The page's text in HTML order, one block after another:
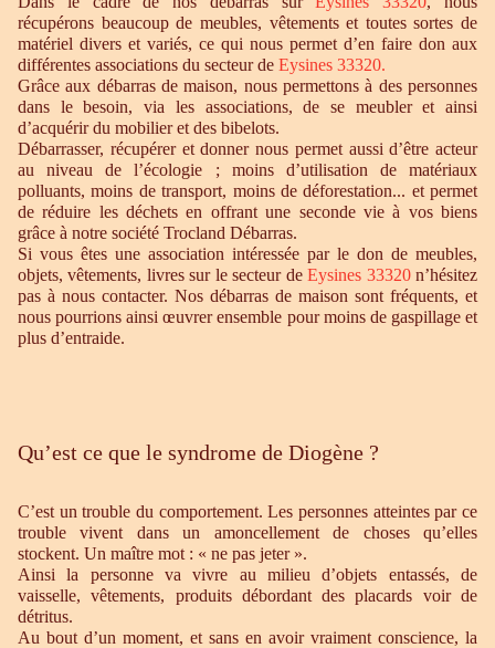
récupérons beaucoup de meubles, vêtements et toutes sortes de
matériel divers et variés, ce qui nous permet d’en faire don aux
différentes associations du secteur de Eysines 33320.
Grâce aux débarras de maison, nous permettons à des personnes
dans le besoin, via les associations, de se meubler et ainsi
d’acquérir du mobilier et des bibelots.
Débarrasser, récupérer et donner nous permet aussi d’être acteur
au niveau de l’écologie ; moins d’utilisation de matériaux
polluants, moins de transport, moins de déforestation... et permet
de réduire les déchets en offrant une seconde vie à vos biens
grâce à notre société Trocland Débarras.
Si vous êtes une association intéressée par le don de meubles,
objets, vêtements, livres sur le secteur deEysines 33320n’hésitez
pas à nous contacter. Nos débarras de maison sont fréquents, et
nous pourrions ainsi œuvrer ensemble pour moins de gaspillage et
plus d’entraide.
Qu’est ce que le syndrome de Diogène ?
C’est un trouble du comportement. Les personnes atteintes par ce
trouble vivent dans un amoncellement de choses qu’elles
stockent. Un maître mot : « ne pas jeter ».
Ainsi la personne va vivre au milieu d’objets entassés, de
vaisselle, vêtements, produits débordant des placards voir de
détritus.
Au bout d’un moment, et sans en avoir vraiment conscience, la